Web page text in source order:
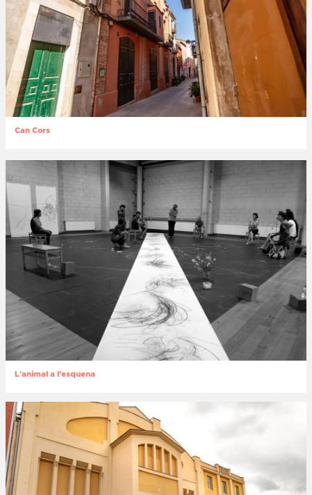
Can Cors
L'animal a l'esquena